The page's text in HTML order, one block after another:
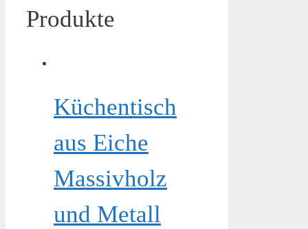
Produkte
Küchentisch
aus Eiche
Massivholz
und Metall